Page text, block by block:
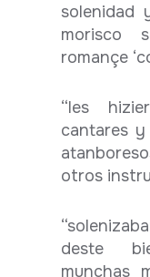
solenidad
morisco
romançe
“les
cantares
otros
deste
munchas